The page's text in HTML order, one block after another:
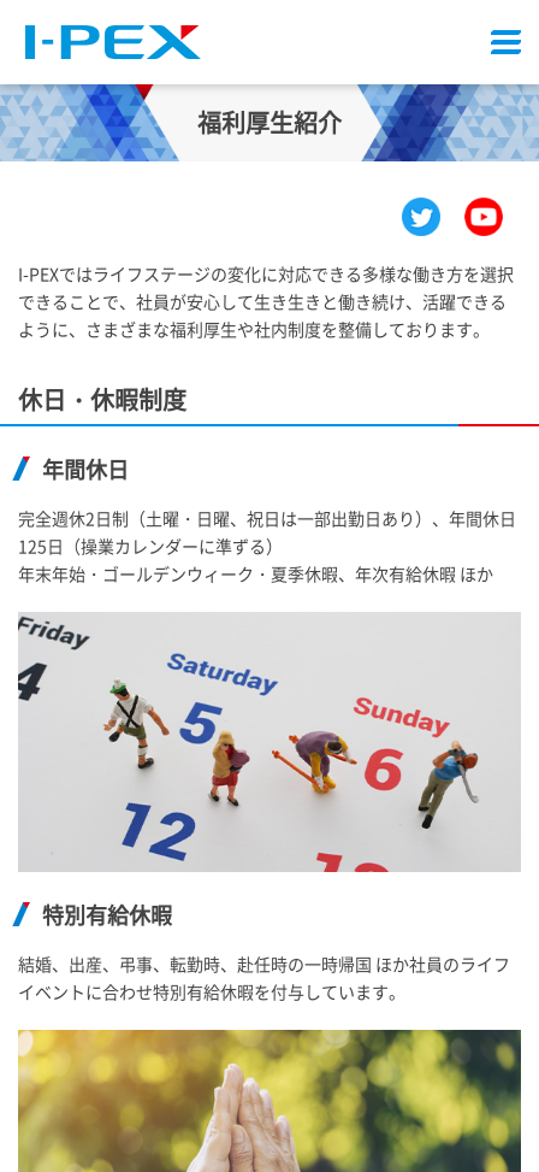
ニ
ュ
ー
福利厚生紹介
I-PEXではライフステージの変化に対応できる多様な働き方を選択
できることで、社員が安心して生き生きと働き続け、活躍できる
ように、さまざまな福利厚生や社内制度を整備しております。
休日・休暇制度
年間休日
完全週休2日制（土曜・日曜、祝日は一部出勤日あり）、年間休日
125日（操業カレンダーに準ずる）
年末年始・ゴールデンウィーク・夏季休暇、年次有給休暇 ほか
特別有給休暇
結婚、出産、弔事、転勤時、赴任時の一時帰国 ほか社員のライフ
イベントに合わせ特別有給休暇を付与しています。